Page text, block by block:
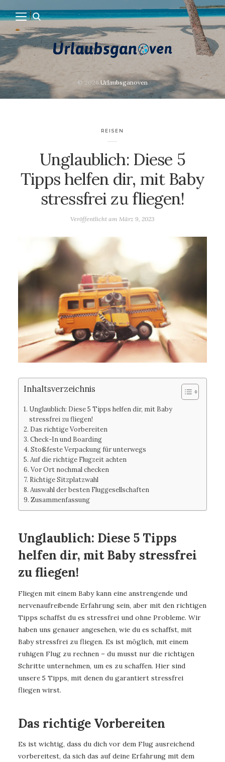
© 2026 Urlaubsganoven
REISEN
Unglaublich: Diese 5
Tipps helfen dir, mit Baby
stressfrei zu fliegen!
Veröffentlicht am März 9, 2023
Inhaltsverzeichnis
Unglaublich: Diese 5 Tipps helfen dir, mit Baby
stressfrei zu fliegen!
Das richtige Vorbereiten
Check-In und Boarding
Stoßfeste Verpackung für unterwegs
Auf die richtige Flugzeit achten
Vor Ort nochmal checken
Richtige Sitzplatzwahl
Auswahl der besten Fluggesellschaften
Zusammenfassung
Unglaublich: Diese 5 Tipps
helfen dir, mit Baby stressfrei
zu fliegen!
Fliegen mit einem Baby kann eine anstrengende und
nervenaufreibende Erfahrung sein, aber mit den richtigen
Tipps schaffst du es stressfrei und ohne Probleme. Wir
haben uns genauer angesehen, wie du es schaffst, mit
Baby stressfrei zu fliegen. Es ist möglich, mit einem
ruhigen Flug zu rechnen – du musst nur die richtigen
Schritte unternehmen, um es zu schaffen. Hier sind
unsere 5 Tipps, mit denen du garantiert stressfrei
fliegen wirst.
Das richtige Vorbereiten
Es ist wichtig, dass du dich vor dem Flug ausreichend
vorbereitest, da sich das auf deine Erfahrung mit dem